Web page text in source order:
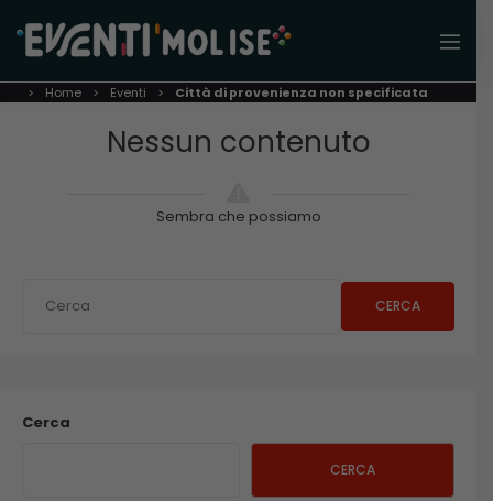
Home Eventi Città di provenienza non specificata
Nessun contenuto
Sembra che possiamo
CERCA
Cerca
CERCA